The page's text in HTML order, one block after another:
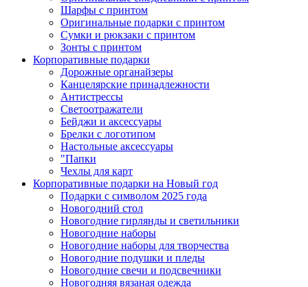
Шарфы с принтом
Оригинальные подарки с принтом
Сумки и рюкзаки с принтом
Зонты с принтом
Корпоративные подарки
Дорожные органайзеры
Канцелярские принадлежности
Антистрессы
Светоотражатели
Бейджи и аксессуары
Брелки с логотипом
Настольные аксессуары
"Папки
Чехлы для карт
Корпоративные подарки на Новый год
Подарки с символом 2025 года
Новогодний стол
Новогодние гирлянды и светильники
Новогодние наборы
Новогодние наборы для творчества
Новогодние подушки и пледы
Новогодние свечи и подсвечники
Новогодняя вязаная одежда